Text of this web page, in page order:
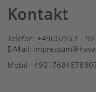
Kontakt
Telefon: +49(0)7352 –
E-Mail:
Mobil